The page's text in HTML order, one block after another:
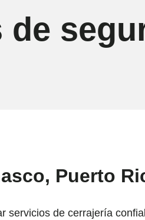
de
Puerto
de cerrajería